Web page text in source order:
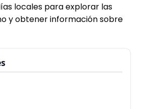
locales para explorar las
y obtener información sobre